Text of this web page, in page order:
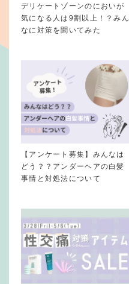
デリケートゾーンのにおいが
気になる人は9割以上！？みん
なに対策を聞いてみた
【アンケート募集】みんなは
どう？？アンダーヘアの白髪
事情と対処法について